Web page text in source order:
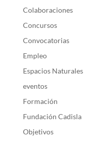
Colaboraciones
Concursos
Convocatorias
Empleo
Espacios Naturales
eventos
Formación
Fundación Cadisla
Objetivos